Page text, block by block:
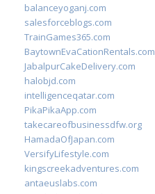
balanceyoganj.com
salesforceblogs.com
TrainGames365.com
BaytownEvaCationRentals.com
JabalpurCakeDelivery.com
halobjd.com
intelligenceqatar.com
PikaPikaApp.com
takecareofbusinessdfw.org
HamadaOfJapan.com
VersifyLifestyle.com
kingscreekadventures.com
antaeuslabs.com